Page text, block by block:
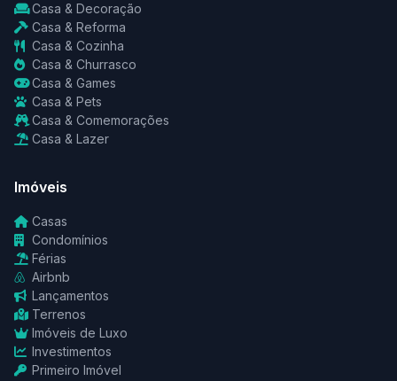
Casa & Decoração
Casa & Reforma
Casa & Cozinha
Casa & Churrasco
Casa & Games
Casa & Pets
Casa & Comemorações
Casa & Lazer
Imóveis
Casas
Condomínios
Férias
Airbnb
Lançamentos
Terrenos
Imóveis de Luxo
Investimentos
Primeiro Imóvel